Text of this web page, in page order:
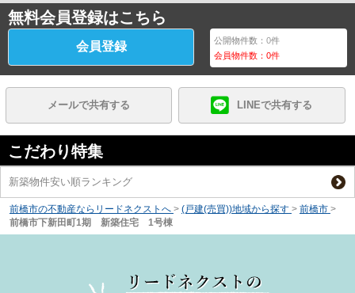
無料会員登録はこちら
会員登録 公開物件数：0件
会員物件数：0件
メールで共有する LINEで共有する
こだわり特集
新築物件安い順ランキング
前橋市の不動産ならリードネクストへ > (戸建(売買))地域から探す > 前橋市 >
前橋市下新田町1期 新築住宅 1号棟